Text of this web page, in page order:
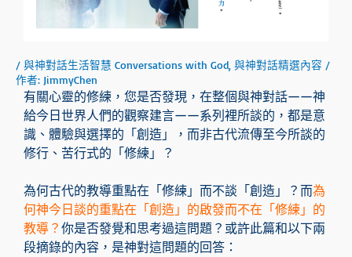
/ 與神對話生活智慧 Conversations with God 與神對話精選內容 /
作者: JimmyChen
有關心靈的修練，您是否發現，在整個與神對話——神
給今日世界人們的觀察建言——系列裡所談的，都是意
識、體驗與選擇的「創造」，而非古代流傳至今所談的
修行、苦行式的「修練」？
為何古代的教導重點在「修練」而不談「創造」？而為
何神今日談的重點在「創造」的啟發而不在「修練」的
教導？ 你是否發覺和思考過這問題？或許此篇和以下兩
段摘錄的內容，是神對這問題的回答：